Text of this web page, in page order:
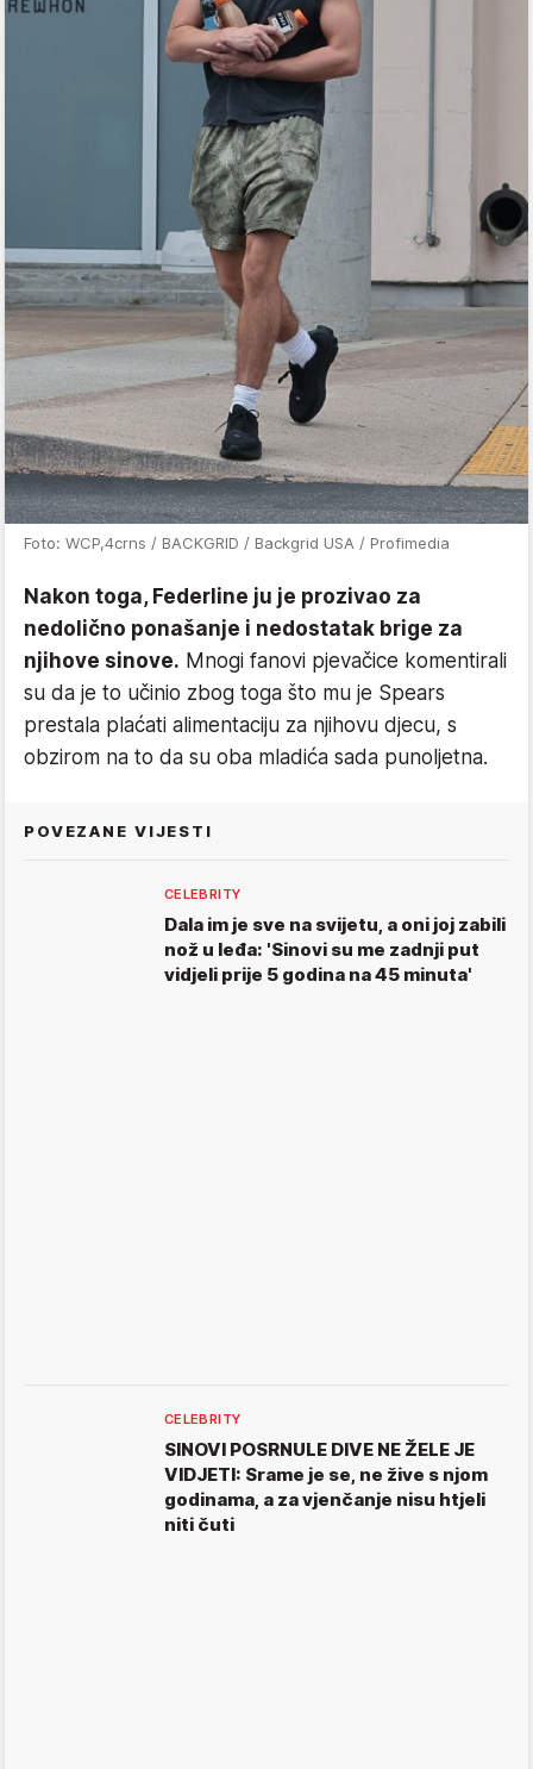
Foto: WCP,4crns / BACKGRID / Backgrid USA / Profimedia
Nakon toga, Federline ju je prozivao za
nedolično ponašanje i nedostatak brige za
njihove sinove. Mnogi fanovi pjevačice komentirali
su da je to učinio zbog toga što mu je Spears
prestala plaćati alimentaciju za njihovu djecu, s
obzirom na to da su oba mladića sada punoljetna.
POVEZANE VIJESTI
CELEBRITY
Dala im je sve na svijetu, a oni joj zabili
nož u leđa: 'Sinovi su me zadnji put
vidjeli prije 5 godina na 45 minuta'
CELEBRITY
SINOVI POSRNULE DIVE NE ŽELE JE
VIDJETI: Srame je se, ne žive s njom
godinama, a za vjenčanje nisu htjeli
niti čuti